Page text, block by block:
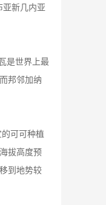
新几内亚
是世界上最
邦邻加纳
可可种植
拔高度预
到地势较